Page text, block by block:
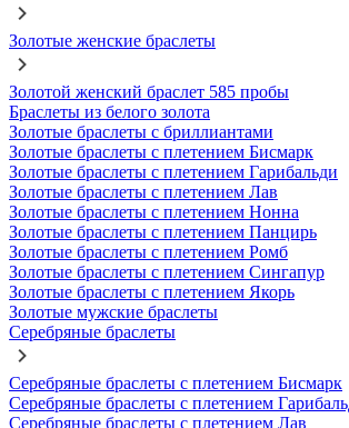
Золотые женские браслеты
Золотой женский браслет 585 пробы
Браслеты из белого золота
Золотые браслеты с бриллиантами
Золотые браслеты с плетением Бисмарк
Золотые браслеты с плетением Гарибальди
Золотые браслеты с плетением Лав
Золотые браслеты с плетением Нонна
Золотые браслеты с плетением Панцирь
Золотые браслеты с плетением Ромб
Золотые браслеты с плетением Сингапур
Золотые браслеты с плетением Якорь
Золотые мужские браслеты
Серебряные браслеты
Серебряные браслеты с плетением Бисмарк
Серебряные браслеты с плетением
Серебряные браслеты с плетением Лав